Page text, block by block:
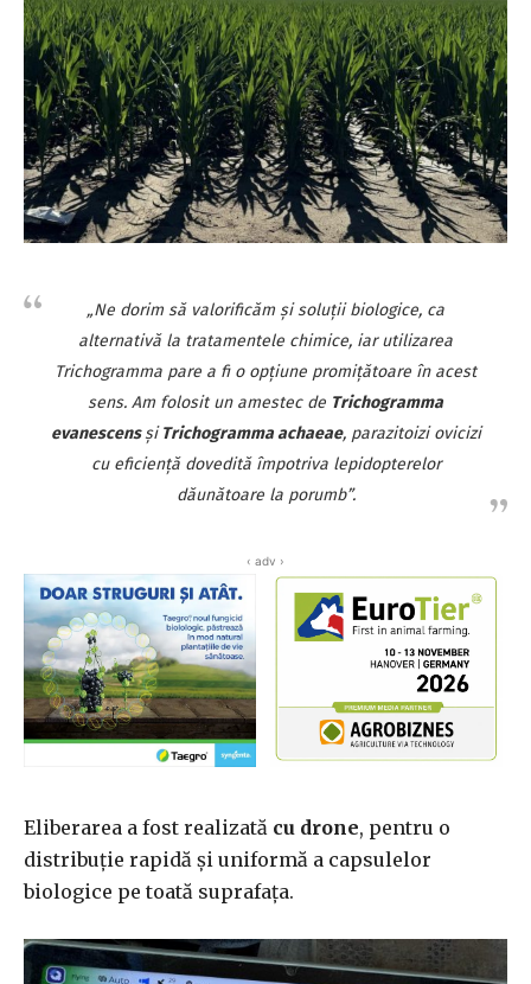
„Ne dorim să valorificăm și soluții biologice, ca
alternativă la tratamentele chimice, iar utilizarea
Trichogramma pare a fi o opțiune promițătoare în acest
sens. Am folosit un amestec de Trichogramma
evanescens șiTrichogramma achaeae, parazitoizi ovicizi
cu eficiență dovedită împotriva lepidopterelor
dăunătoare la porumb”.
‹ adv ›
Eliberarea a fost realizată cu drone, pentru o
distribuție rapidă și uniformă a capsulelor
biologice pe toată suprafața.